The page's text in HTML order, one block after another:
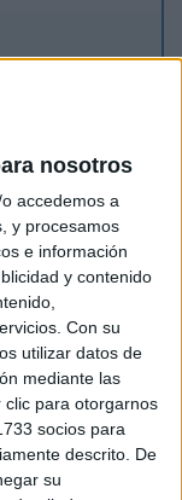
nosotros
accedemos a
y procesamos
e información
y contenido
Con su
utilizar datos de
mediante las
clic para otorgarnos
socios para
descrito. De
su
de Salamnca,
dicha